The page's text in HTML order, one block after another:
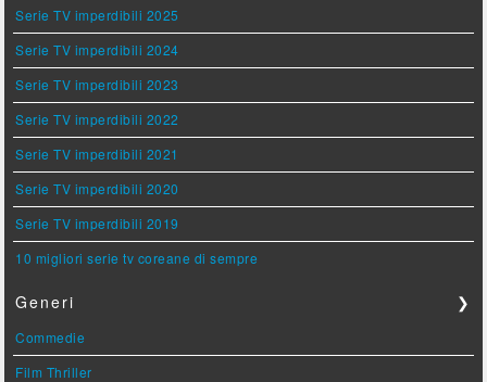
Serie TV imperdibili 2025
Serie TV imperdibili 2024
Serie TV imperdibili 2023
Serie TV imperdibili 2022
Serie TV imperdibili 2021
Serie TV imperdibili 2020
Serie TV imperdibili 2019
10 migliori serie tv coreane di sempre
Generi ❯
Commedie
Film Thriller